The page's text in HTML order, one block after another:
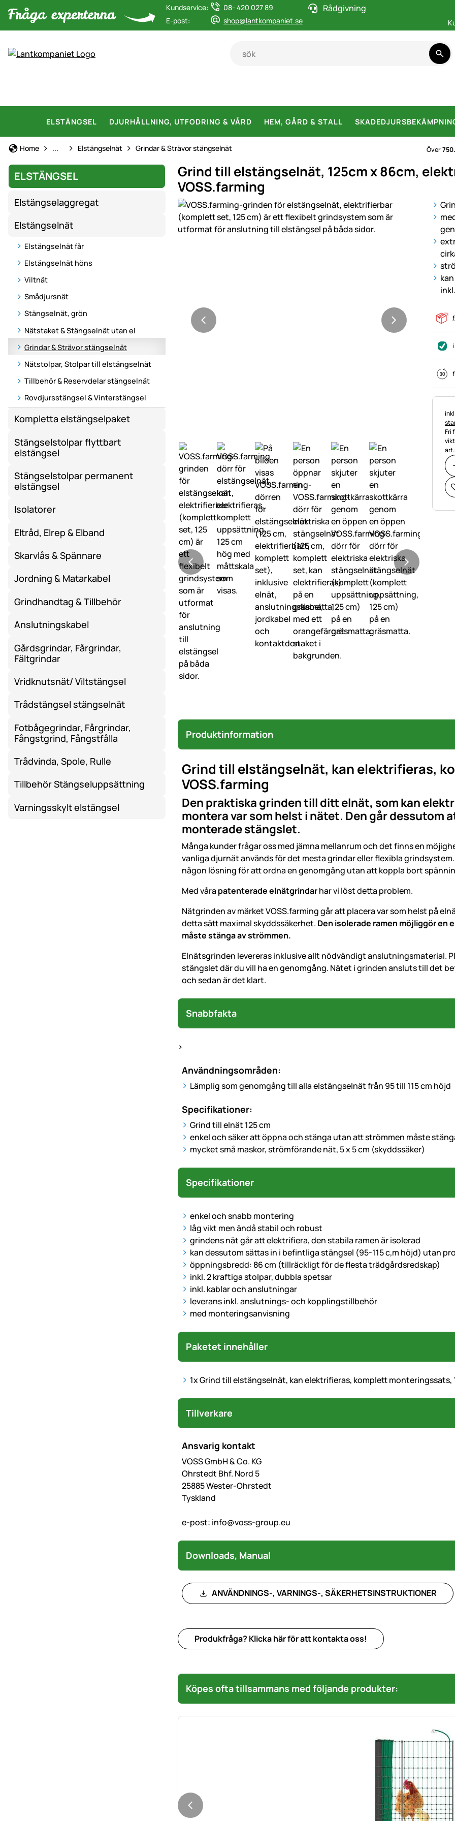
Kundservice:
08- 420 027 89
E-post:
shop@lantkompaniet.se
Rådgivning
ELSTÄNGSEL DJURHÅLLNING, UTFODRING & VÅRD HEM, GÅRD & STALL
Home Elstängsel
... Elstängselnät Grindar & Strävor stängselnät Över
ELSTÄNGSEL
Elstängselaggregat
Elstängselnät
Elstängselnät får
Elstängselnät höns
Viltnät
Smådjursnät
Stängselnät, grön
Nätstaket & Stängselnät utan el
Grindar & Strävor stängselnät
Nätstolpar, Stolpar till elstängselnät
Tillbehör & Reservdelar stängselnät
Rovdjursstängsel & Vinterstängsel
Kompletta elstängselpaket
Stängselstolpar flyttbart
elstängsel
Stängselstolpar permanent
elstängsel
Isolatorer
Eltråd, Elrep & Elband
Skarvlås & Spännare
Jordning & Matarkabel
Grindhandtag & Tillbehör
Anslutningskabel
Gårdsgrindar, Fårgrindar,
Fältgrindar
Vridknutsnät/ Viltstängsel
Trådstängsel stängselnät
Fotbågegrindar, Fårgrindar,
Fångstgrind, Fångstfålla
Trådvinda, Spole, Rulle
Tillbehör Stängseluppsättning
Varningsskylt elstängsel
Grind till elstängselnät, 125cm x 86cm,
VOSS.farming
Produktgaleri
Fri
Produktinformation
Grind till elstängselnät, kan elektrifieras,
VOSS.farming
Den praktiska grinden till ditt elnät, som kan
montera var som helst i nätet. Den går dessutom
monterade stängslet.
Många kunder frågar oss med jämna mellanrum och det finns en
vanliga djurnät används för det mesta grindar eller flexibla
någon lösning för att ordna en genomgång utan att koppla bort
Med våra patenterade elnätgrindarhar vi löst detta problem.
Nätgrinden av märket VOSS.farming går att placera var som helst på
detta sätt maximal skyddssäkerhet. Den isolerade ramen möjliggör en
måste stänga av strömmen.
Elnätsgrinden levereras inklusive allt nödvändigt anslutningsmaterial.
stängslet där du vill ha en genomgång. Nätet i grinden ansluts till det
och sedan är det klart.
Snabbfakta
>
Användningsområden:
Lämplig som genomgång till alla elstängselnät från 95 till 115 cm höjd
Specifikationer:
Grind till elnät 125 cm
enkel och säker att öppna och stänga utan att strömmen måste
mycket små maskor, strömförande nät, 5 x 5 cm (skyddssäker)
Specifikationer
enkel och snabb montering
låg vikt men ändå stabil och robust
grindens nät går att elektrifiera, den stabila ramen är isolerad
kan dessutom sättas in i befintliga stängsel (95-115 c,m höjd) utan
öppningsbredd: 86 cm (tillräckligt för de flesta trädgårdsredskap)
inkl. 2 kraftiga stolpar, dubbla spetsar
inkl. kablar och anslutningar
leverans inkl. anslutnings- och kopplingstillbehör
med monteringsanvisning
Paketet innehåller
1x Grind till elstängselnät, kan elektrifieras, komplett monteringssats,
Tillverkare
Ansvarig kontakt
VOSS GmbH & Co. KG
Ohrstedt Bhf. Nord 5
25885 Wester-Ohrstedt
Tyskland
e-post: info@voss-group.eu
Downloads, Manual
ANVÄNDNINGS-, VARNINGS-, SÄKERHETSINSTRUKTIONER
Produkfråga? Klicka här för att kontakta oss!
Köpes ofta tillsammans med följande produkter: